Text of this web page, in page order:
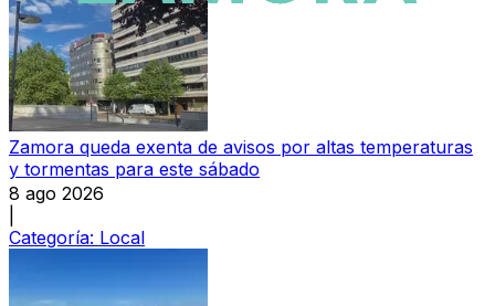
Zamora queda exenta de avisos por altas temperaturas
y tormentas para este sábado
8 ago 2026
Categoría: Local